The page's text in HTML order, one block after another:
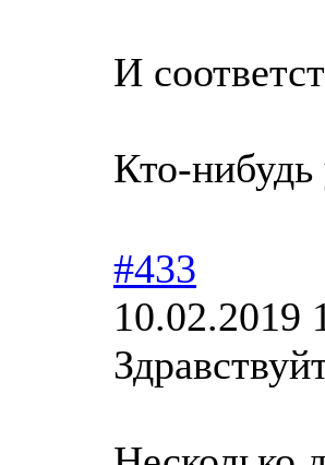
И
Кто-нибудь
#433
10.02.2019